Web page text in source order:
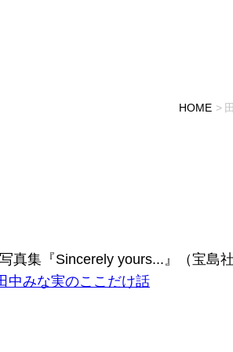
HOME
集『Sincerely yours...』（宝島社
中みな実のここだけ話